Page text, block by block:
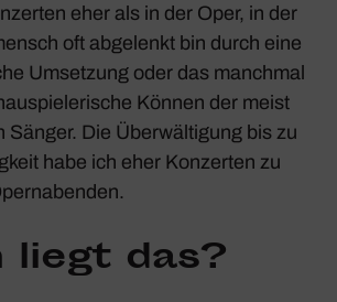
eher als in der Oper, in der
oft abge­lenkt bin durch eine
Umset­zung oder das manchmal
Können der meist
Sänger. Die Über­wäl­ti­gung bis zu
habe ich eher Konzerten zu
liegt das?